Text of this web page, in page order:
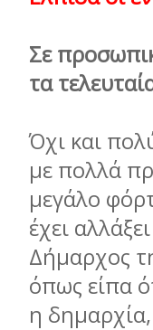
Σε
τα
Όχι και
με πολλά
μεγάλο
έχει
Δήμαρχος
όπως είπα
η